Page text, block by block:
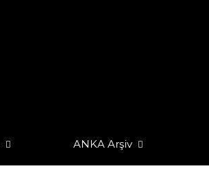
ANKA Arşiv